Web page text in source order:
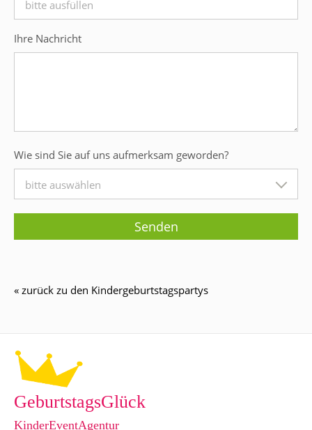
Ihre Nachricht
Wie sind Sie auf uns aufmerksam geworden?
bitte auswählen
« zurück zu den Kindergeburtstagspartys
GeburtstagsGlück
KinderEventAgentur